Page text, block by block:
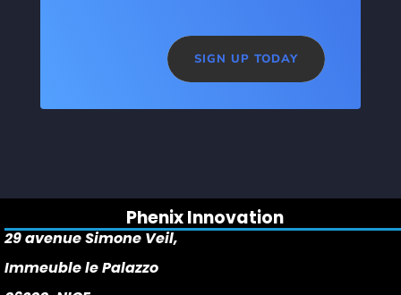
SIGN UP TODAY
Phenix Innovation
29 avenue Simone Veil,
Immeuble le Palazzo